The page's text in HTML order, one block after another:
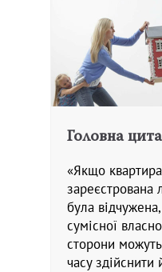
Головна
«Якщо
зареєстрована
була
сумісної
сторони
часу здійснити